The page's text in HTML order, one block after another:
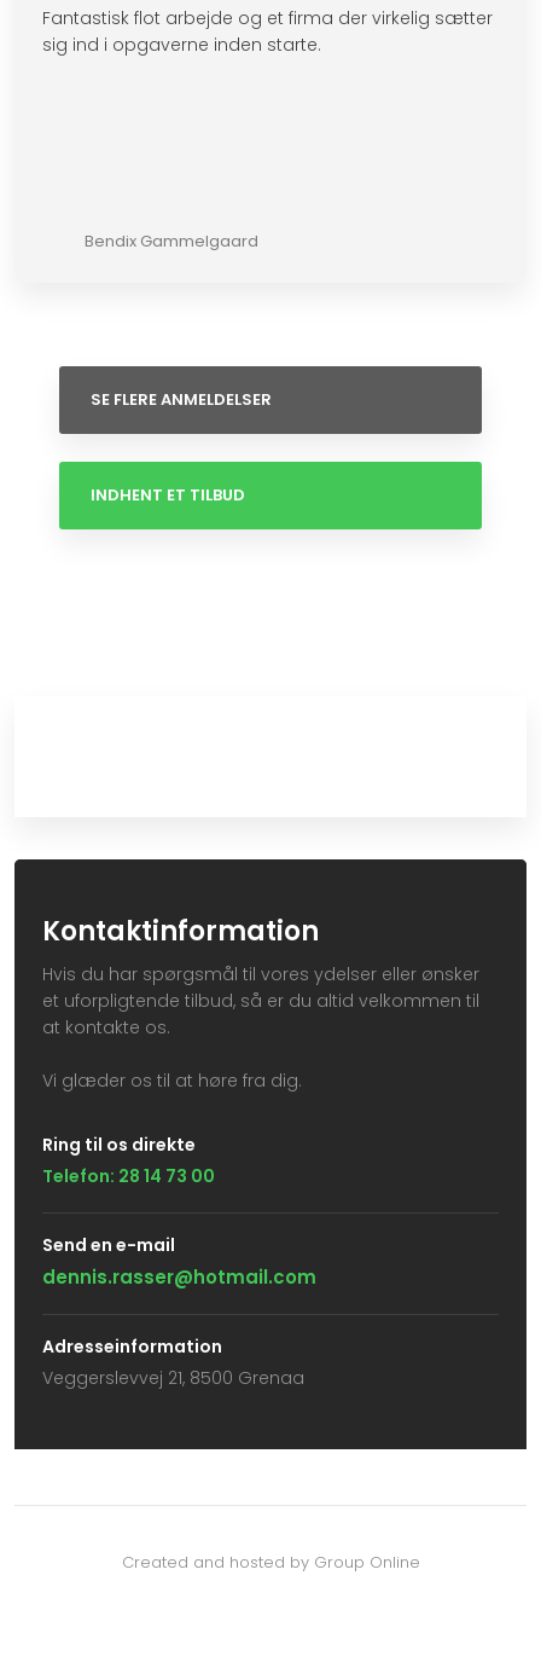
Fantastisk flot arbejde og et firma der virkelig sætter
sig ind i opgaverne inden starte.
Bendix Gammelgaard
SE FLERE ANMELDELSER
INDHENT ET TILBUD
Kontaktinformation
Hvis du har spørgsmål til vores ydelser eller ønsker
et uforpligtende tilbud, så er du altid velkommen til
at kontakte os.
Vi glæder os til at høre fra dig.
Ring til os direkte
Telefon: 28 14 73 00
Send en e-mail​
dennis.rasser@hotmail.com
Adresseinformation
Veggerslev​vej 21, 8500 Grenaa
Created and hosted by Group Online